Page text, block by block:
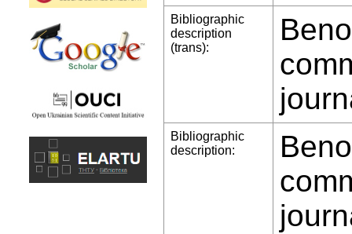
Bibliographic
description
(trans):
Bibliographic
description: